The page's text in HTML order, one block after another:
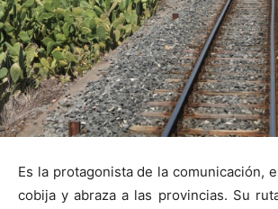
Es la protagonista de la comunicación,
cobija y abraza a las provincias. Su